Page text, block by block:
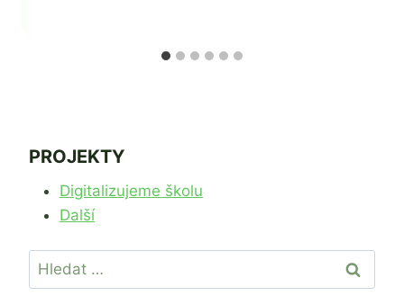
PROJEKTY
Digitalizujeme školu
Další
Vyhledávání